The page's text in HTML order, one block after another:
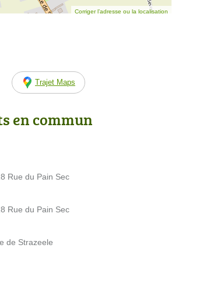
Corriger l’adresse ou la localisation
Trajet Maps
en commun
Rue du Pain Sec
Rue du Pain Sec
de Strazeele